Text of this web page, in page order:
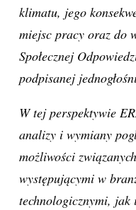
klimatu, jego
miejsc pracy oraz do
Społecznej
podpisanej
W tej perspektywie
analizy i wymiany
możliwości
występującymi w
technologicznymi,